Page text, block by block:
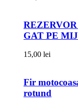
GAT PE
15,00 lei
Fir
rotund